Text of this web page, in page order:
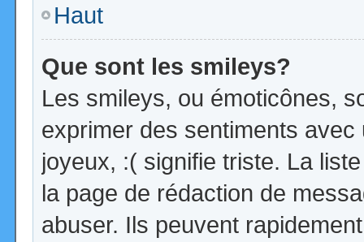
Haut
Que sont les smileys?
Les smileys, ou émoticônes,
exprimer des sentiments
joyeux, :( signifie triste. La
la page de rédaction de
abuser. Ils peuvent